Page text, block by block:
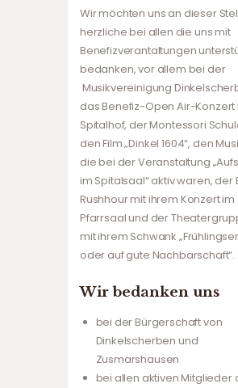
Wir möchten uns an dieser
herzliche bei allen die uns mit
Benefizverantaltungen
bedanken, vor allem bei der
Musikvereinigung
das Benefiz-Open Air-Konzert
Spitalhof, der Montessori
den Film „Dinkel 1604“, den
die bei der Veranstaltung
im Spitalsaal“ aktiv waren, der
Rushhour mit ihrem Konzert im
Pfarrsaal und der
mit ihrem Schwank
oder auf gute Nachbarschaft“.
Wir bedanken uns
bei der Bürgerschaft von
Dinkelscherben und
Zusmarshausen
bei allen aktiven Mitglieder